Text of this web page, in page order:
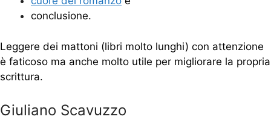
conclusione.
Leggere dei mattoni (libri molto lunghi) con attenzione
è faticoso ma anche molto utile per migliorare la propria
scrittura.
Giuliano Scavuzzo